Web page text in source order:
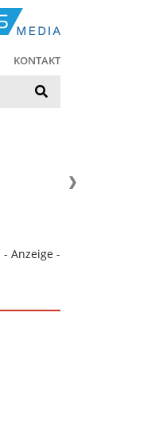
KONTAKT
- Anzeige -